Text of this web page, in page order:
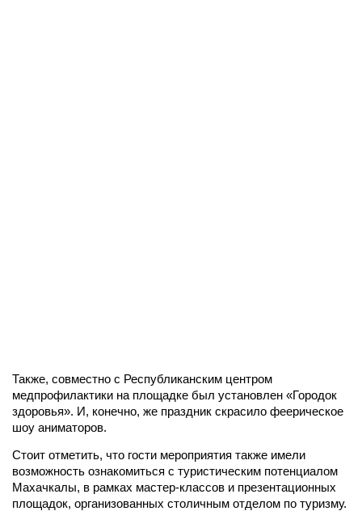
Также, совместно с Республиканским центром
медпрофилактики на площадке был установлен «Городок
здоровья». И, конечно, же праздник скрасило феерическое
шоу аниматоров.
Стоит отметить, что гости мероприятия также имели
возможность ознакомиться с туристическим потенциалом
Махачкалы, в рамках мастер-классов и презентационных
площадок, организованных столичным отделом по туризму.